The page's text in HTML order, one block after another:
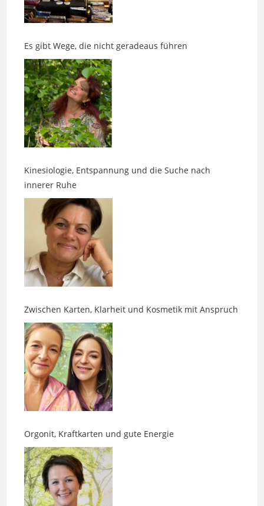
Es gibt Wege, die nicht geradeaus führen
Kinesiologie, Entspannung und die Suche nach
Zwischen Karten, Klarheit und Kosmetik mit Anspruch
Orgonit, Kraftkarten und gute Energie